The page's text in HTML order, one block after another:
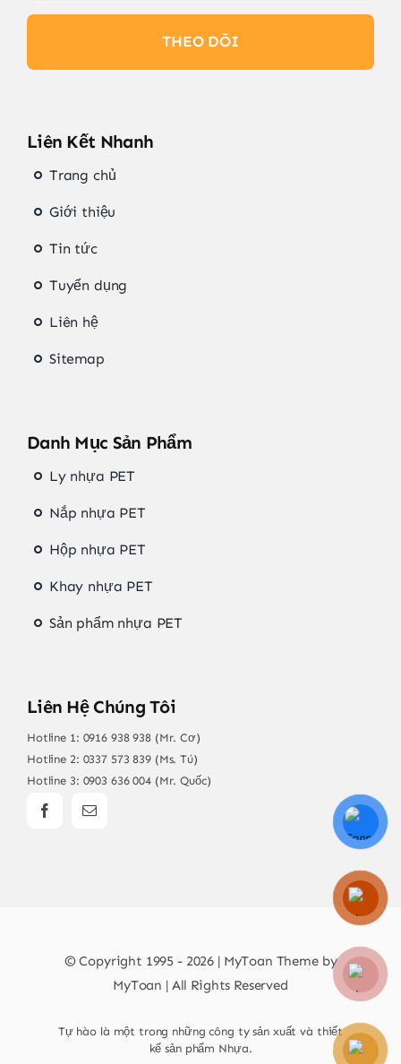
THEO DÕI
Liên Kết Nhanh
Trang chủ
Giới thiệu
Tin tức
Tuyển dụng
Liên hệ
Sitemap
Danh Mục Sản Phẩm
Ly nhựa PET
Nắp nhựa PET
Hộp nhựa PET
Khay nhựa PET
Sản phẩm nhựa PET
Liên Hệ Chúng Tôi
Hotline 1: 0916 938 938 (Mr. Cơ)
Hotline 2: 0337 573 839 (Ms. Tú)
Hotline 3: 0903 636 004 (Mr. Quốc)
© Copyright 1995 - 2026 | MyToan Theme by
MyToan | All Rights Reserved
Tự hào là một trong những công ty sản xuất và thiết
kế sản phẩm Nhựa.